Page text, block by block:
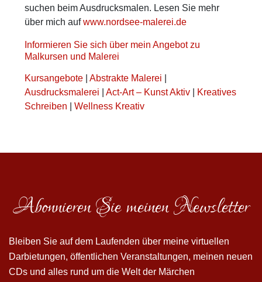
suchen beim Ausdrucksmalen. Lesen Sie mehr
über mich aufwww.nordsee-malerei.de
Informieren Sie sich über mein Angebot zu
Malkursen und Malerei
Kursangebote | Abstrakte Malerei |
Ausdrucksmalerei | Act-Art – Kunst Aktiv | Kreatives
Schreiben |Wellness Kreativ
Abonnieren Sie meinen Newsletter
Bleiben Sie auf dem Laufenden über meine virtuellen
Darbietungen, öffentlichen Veranstaltungen, meinen neuen
CDs und alles rund um die Welt der Märchen